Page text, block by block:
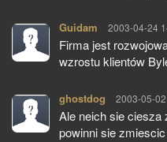
Guidam pisze:
2003-04-24
Firma jest
wzrostu klientów
ghostdog pisze:
2003-05-
Ale neich sie ciesza
powinni sie